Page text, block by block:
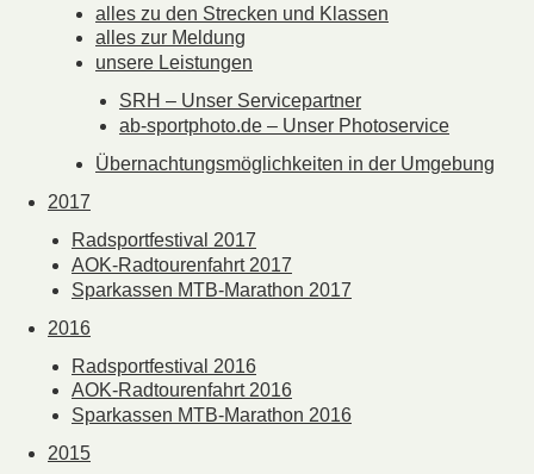
alles zu den Strecken und Klassen
alles zur Meldung
unsere Leistungen
SRH – Unser Servicepartner
ab-sportphoto.de – Unser Photoservice
Übernachtungsmöglichkeiten in der Umgebung
2017
Radsportfestival 2017
AOK-Radtourenfahrt 2017
Sparkassen MTB-Marathon 2017
2016
Radsportfestival 2016
AOK-Radtourenfahrt 2016
Sparkassen MTB-Marathon 2016
2015